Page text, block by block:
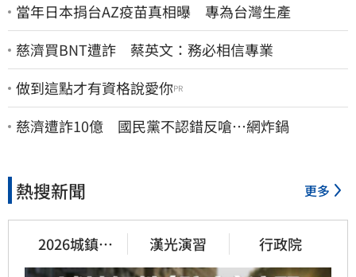
當年日本捐台AZ疫苗真相曝 專為台灣生產
慈濟買BNT遭詐 蔡英文：務必相信專業
做到這點才有資格說愛你PR
慈濟遭詐10億 國民黨不認錯反嗆⋯網炸鍋
熱搜新聞 更多
2026城鎮韌
性演習
漢光演習 行政院